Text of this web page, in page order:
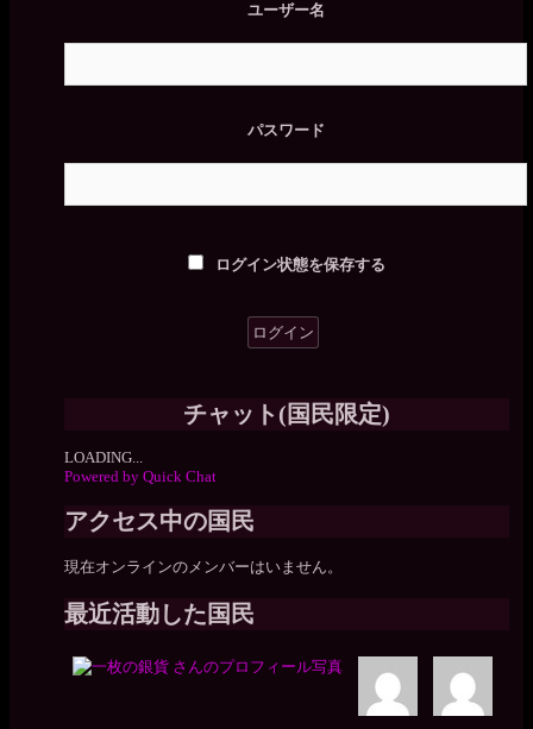
ユーザー名
パスワード
ログイン状態を保存する
チャット(国民限定)
LOADING...
Powered by Quick Chat
アクセス中の国民
現在オンラインのメンバーはいません。
最近活動した国民